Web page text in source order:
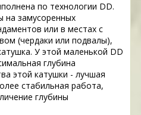
по технологии DD.
на замусоренных
или в местах с
(чердаки или подвалы),
У этой маленькой DD
глубина
этой катушки - лучшая
стабильная работа,
глубины